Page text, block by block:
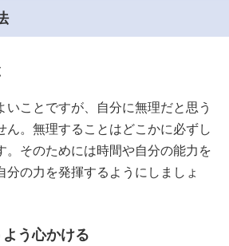
いことですが、自分に無理だと思う
ん。無理することはどこかに必ずし
。そのためには時間や自分の能力を
分の力を発揮するようにしましょ
う心かける